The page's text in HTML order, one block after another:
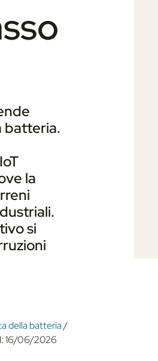
batteria.
la
si
della batteria/
16/06/2026